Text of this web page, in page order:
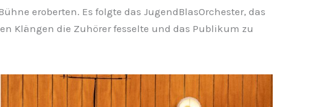
eroberten. Es folgte das JugendBlasOrchester, das
Klängen die Zuhörer fesselte und das Publikum zu